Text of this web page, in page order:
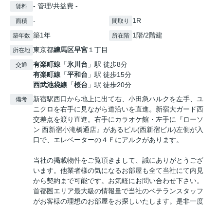
賃料 - 管理/共益費 -
面積 - 間取り 1R
築年数 築1年 所在階 1階/2階建
所在地 東京都練馬区早宮 １丁目
交通 有楽町線 「氷川台 」駅 徒歩8分
有楽町線 「平和台 」駅 徒歩15分
西武池袋線 「桜台 」駅 徒歩20分
備考
新宿駅西口から地上に出て右、小田急ハルクを左手、ユ
ニクロを右手に見ながら道沿いを直進。新宿大ガード西
交差点を渡り直進。右手にカラオケ館・左手に『ローソ
ン 西新宿小滝橋通店』があるビル(西新宿ビル)左側が入
口で、エレベーターの４Ｆにアルクがあります。
当社の掲載物件をご覧頂きまして、誠にありがとうござ
います。他業者様の気になるお部屋も全て当社にて内見
から契約まで可能です。お気軽にお問い合わせ下さい。
首都圏エリア最大級の情報量で当社のベテランスタッフ
がお客様の理想のお部屋をお探しいたします。是非一度